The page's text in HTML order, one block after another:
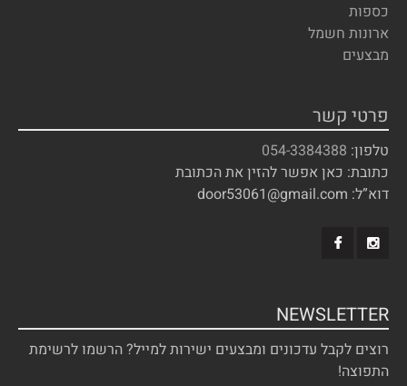
כספות
ארונות חשמל
מבצעים
פרטי קשר
טלפון: 054-3384388
כתובת: כאן אפשר להזין את הכתובת
דוא”ל: door53061@gmail.com
NEWSLETTER
רוצים לקבל עדכונים ומבצעים ישירות למייל? הרשמו לרשימת
התפוצה!